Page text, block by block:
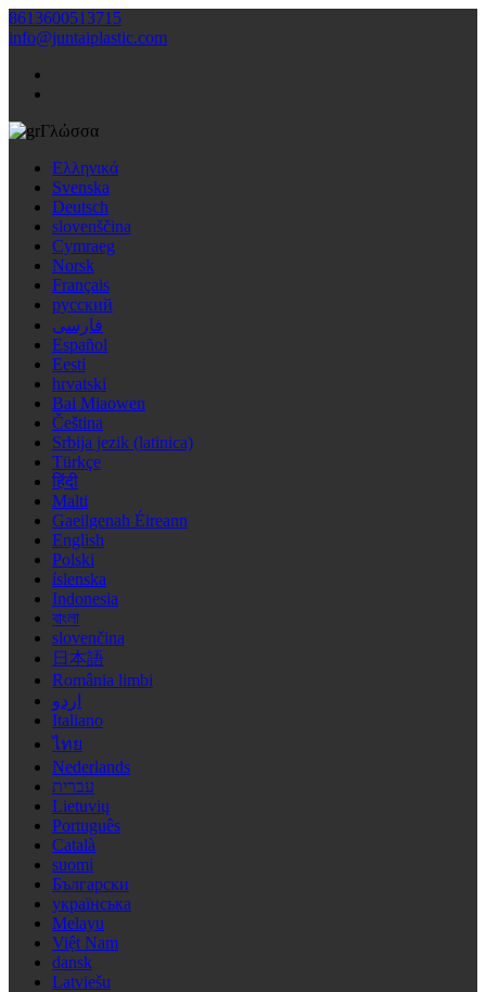
8613600513715
info@juntaiplastic.com
Γλώσσα
Ελληνικά
Svenska
Deutsch
slovenščina
Cymraeg
Norsk
Français
русский
فارسی
Español
Eesti
hrvatski
Bai Miaowen
Čeština
Srbija jezik (latinica)
Türkçe
हिंदी
Malti
Gaeilgenah Éireann
English
Polski
íslenska
Indonesia
বাংলা
slovenčina
日本語
România limbi
اردو
Italiano
ไทย
Nederlands
עברית
Lietuvių
Português
Català
suomi
Български
українська
Melayu
Việt Nam
dansk
Latviešu